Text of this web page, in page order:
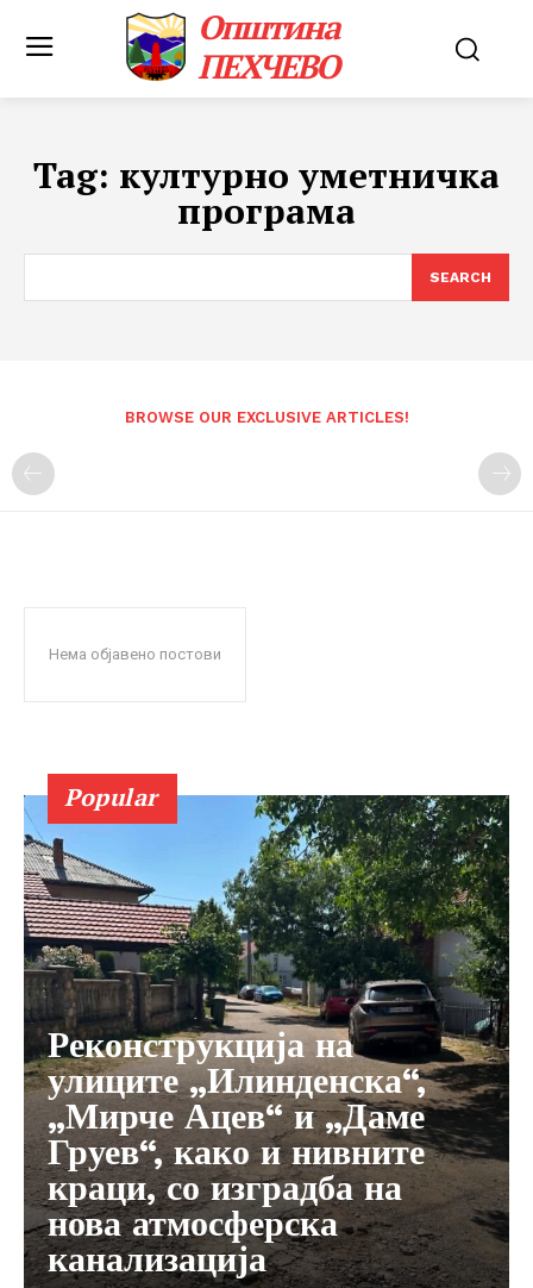
Општина
ПЕХЧЕВО
Tag: културно уметничка
програма
SEARCH
BROWSE OUR EXCLUSIVE ARTICLES!
Нема објавено постови
Popular
Реконструкција на
улиците „Илинденска“,
„Мирче Ацев“ и „Даме
Груев“, како и нивните
краци, со изградба на
нова атмосферска
канализација